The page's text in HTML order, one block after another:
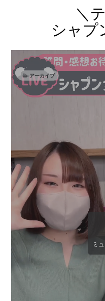
＼
シャプ